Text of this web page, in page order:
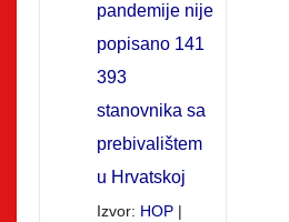
pandemije nije
popisano 141
393
stanovnika sa
prebivalištem
u Hrvatskoj
Izvor: HOP